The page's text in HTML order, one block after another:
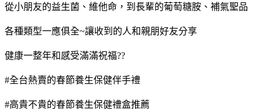
從小朋友的益生菌、維他命，到長輩的葡萄糖胺、補氣聖品
各種類型一應俱全~讓收到的人和親朋好友分享
健康一整年和感受滿滿祝福??
#全台熱賣的春節養生保健伴手禮
#高貴不貴的春節養生保健禮盒推薦